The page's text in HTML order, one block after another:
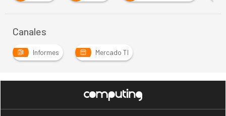
Canales
Informes Mercado TI